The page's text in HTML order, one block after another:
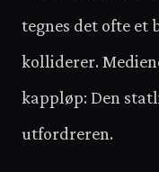
tegnes det ofte et
kolliderer.
kappløp: Den
utfordreren.